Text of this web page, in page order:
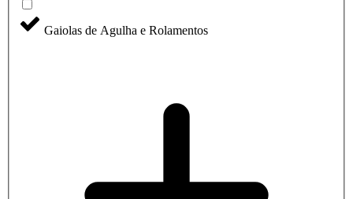
Gaiolas de Agulha e Rolamentos